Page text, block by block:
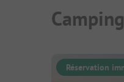
Réservation